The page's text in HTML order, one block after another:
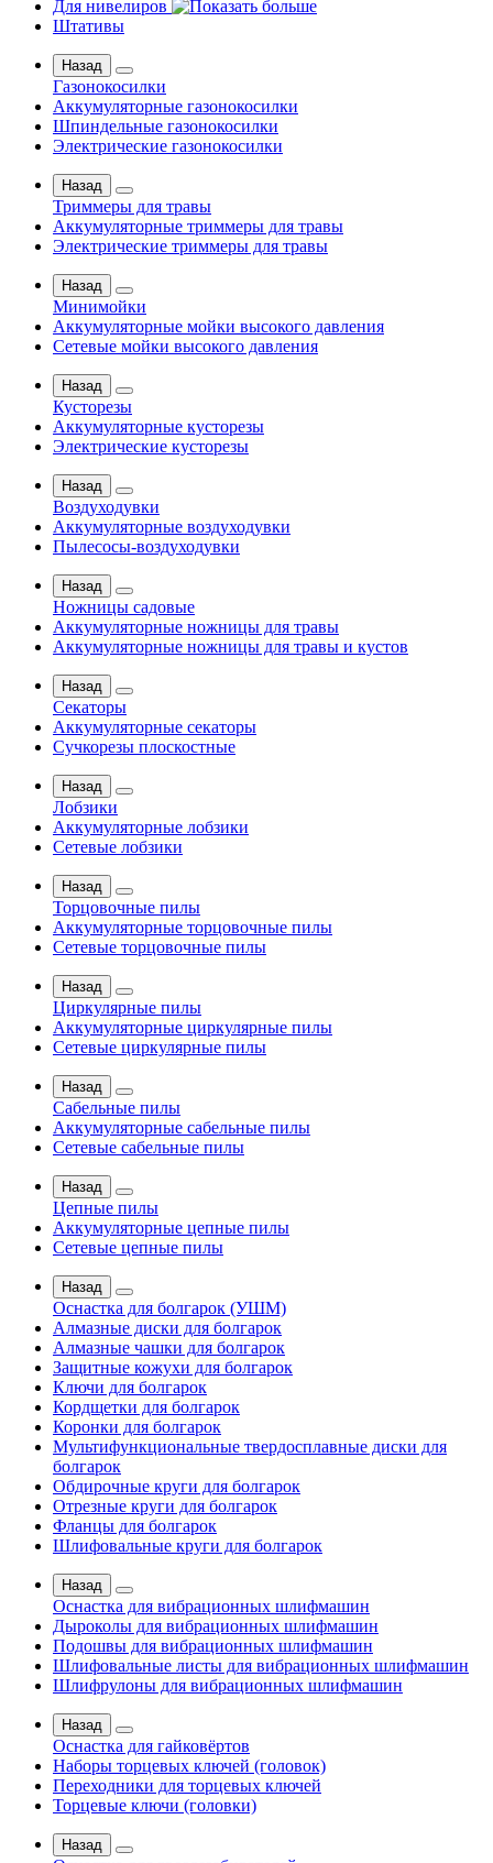
Для нивелиров
Штативы
Назад
Газонокосилки
Аккумуляторные газонокосилки
Шпиндельные газонокосилки
Электрические газонокосилки
Назад
Триммеры для травы
Аккумуляторные триммеры для травы
Электрические триммеры для травы
Назад
Минимойки
Аккумуляторные мойки высокого давления
Сетевые мойки высокого давления
Назад
Кусторезы
Аккумуляторные кусторезы
Электрические кусторезы
Назад
Воздуходувки
Аккумуляторные воздуходувки
Пылесосы-воздуходувки
Назад
Ножницы садовые
Аккумуляторные ножницы для травы
Аккумуляторные ножницы для травы и кустов
Назад
Секаторы
Аккумуляторные секаторы
Сучкорезы плоскостные
Назад
Лобзики
Аккумуляторные лобзики
Сетевые лобзики
Назад
Торцовочные пилы
Аккумуляторные торцовочные пилы
Сетевые торцовочные пилы
Назад
Циркулярные пилы
Аккумуляторные циркулярные пилы
Сетевые циркулярные пилы
Назад
Сабельные пилы
Аккумуляторные сабельные пилы
Сетевые сабельные пилы
Назад
Цепные пилы
Аккумуляторные цепные пилы
Сетевые цепные пилы
Назад
Оснастка для болгарок (УШМ)
Алмазные диски для болгарок
Алмазные чашки для болгарок
Защитные кожухи для болгарок
Ключи для болгарок
Кордщетки для болгарок
Коронки для болгарок
Мультифункциональные твердосплавные диски для
болгарок
Обдирочные круги для болгарок
Отрезные круги для болгарок
Фланцы для болгарок
Шлифовальные круги для болгарок
Назад
Оснастка для вибрационных шлифмашин
Дыроколы для вибрационных шлифмашин
Подошвы для вибрационных шлифмашин
Шлифовальные листы для вибрационных шлифмашин
Шлифрулоны для вибрационных шлифмашин
Назад
Оснастка для гайковёртов
Наборы торцевых ключей (головок)
Переходники для торцевых ключей
Торцевые ключи (головки)
Назад